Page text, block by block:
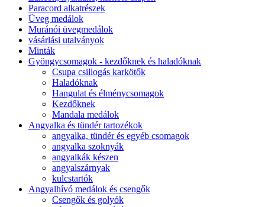
Paracord alkatrészek
Üveg medálok
Muránói üvegmedálok
vásárlási utalványok
Minták
Gyöngycsomagok - kezdőknek és haladóknak
Csupa csillogás karkötők
Haladóknak
Hangulat és élménycsomagok
Kezdőknek
Mandala medálok
Angyalka és tündér tartozékok
angyalka, tündér és egyéb csomagok
angyalka szoknyák
angyalkák készen
angyalszárnyak
kulcstartók
Angyalhívó medálok és csengők
Csengők és golyók